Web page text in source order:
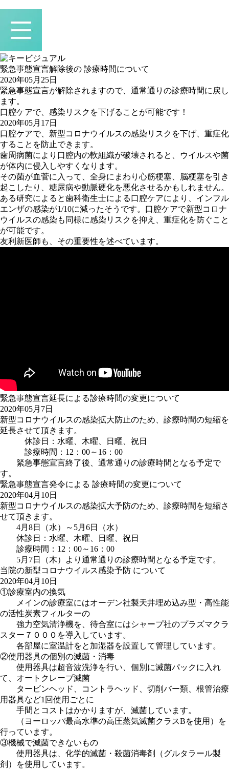
緊急事態宣言解除後の 診療時間について
2020年05月25日
緊急事態宣言が解除されますので、通常通りの診療時間に戻し
ます。
口腔ケアで、感染リスクを下げることが可能です！
2020年05月17日
口腔ケアで、新型コロナウイルスの感染リスクを下げ、重症化
することを防止できます。
歯周病菌により口腔内の軟組織が破壊されると、ウイルスや菌
が体内に侵入しやすくなります。
その菌が血菅に入って、全身にまわり心筋梗塞、脳梗塞を引き
起こしたり、糖尿病や動脈硬化を悪化させるかもしれません。
ある研究によると歯科衛生士による口腔ケアにより、インフル
エンザの感染が1/10に減ったそうです。口腔ケアで新型コロナ
ウイルスの感染も同様に感染リスクを抑え、重症化を防ぐこと
が可能です。
友利新医師も、その重要性を述べています。
緊急事態宣言延長による診療時間の変更について
2020年05月7日
新型コロナウイルスの感染拡大防止のため、診療時間の短縮を
延長させて頂きます。
休診日：水曜、木曜、日曜、祝日
診療時間：12：00～16：00
緊急事態宣言終了後、通常通りの診療時間となる予定で
す。
緊急事態宣言発令による 診療時間の変更について
2020年04月10日
新型コロナウイルスの感染拡大予防のため、診療時間を短縮さ
せて頂きます。
4月8日（水）～5月6日（水）
休診日：水曜、木曜、日曜、祝日
診療時間：12：00～16：00
5月7日（木）より通常通りの診療時間となる予定です。
当院の新型コロナウイルス感染予防 について
2020年04月10日
①診療室内の換気
メインの診療室にはオーデン社製天井埋め込み型・高性能
の活性炭素フィルターの
強力空気清浄機を、待合室にはシャープ社のプラズマクラ
スター７０００を導入しています。
各部屋に室温計をと加湿器を設置して管理しています。
②使用器具の個別の滅菌・消毒
使用器具は超音波洗浄を行い、個別に滅菌パックに入れ
て、オートクレーブ滅菌
タービンヘッド、コントラヘッド、切削バー類、根管治療
用器具など1回使用ごとに
手間とコストはかかりますが、滅菌しています。
（ヨーロッパ最高水準の高圧蒸気滅菌クラスBを使用）を
行っています。
③機械で滅菌できないもの
使用器具は、化学的滅菌・殺菌消毒剤（グルタラール製
剤）を使用しています。